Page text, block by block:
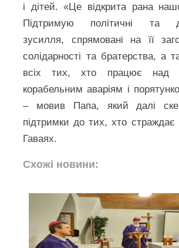
і дітей. «Це відкрита рана
Підтримую політичні та
зусилля, спрямовані на її
солідарності та братерства, а
всіх тих, хто працює над
корабельним аваріям і
– мовив Папа, який далі
підтримки до тих, хто
Гаваях.
Схожі новини: